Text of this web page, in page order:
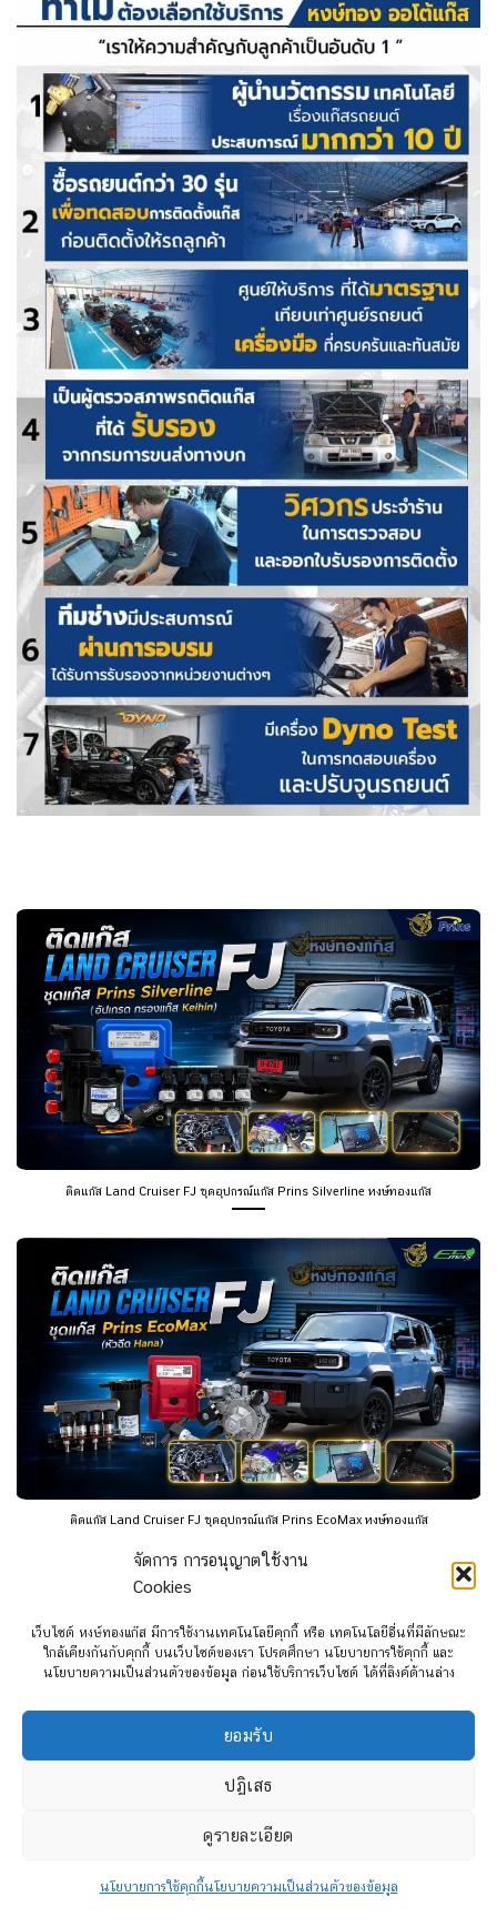
จัดการ การอนุญาตใช้งาน
Cookies
เว็บไซต์ หงษ์ทองแก๊ส มีการใช้งานเทคโนโลยีคุกกี้ หรือ เทคโนโลยีอื่นที่มีลักษณะ
ใกล้เคียงกันกับคุกกี้ บนเว็บไซต์ของเรา โปรดศึกษา นโยบายการใช้คุกกี้ และ
นโยบายความเป็นส่วนตัวของข้อมูล ก่อนใช้บริการเว็บไซต์ ได้ที่ลิงค์ด้านล่าง
ยอมรับ
ปฏิเสธ
ดูรายละเอียด
นโยบายการใช้คุกกี้นโยบายความเป็นส่วนตัวของข้อมูล
ติดแก๊ส Land Cruiser FJ ชุดอุปกรณ์แก๊ส Prins Silverline หงษ์ทองแก๊ส
ติดแก๊ส Land Cruiser FJ ชุดอุปกรณ์แก๊ส Prins EcoMax หงษ์ทองแก๊ส
ติดแก๊ส Prins ท่อแก๊ส XD-4 คืออะไร? ดีกว่าแป๊ปทองแดงอย่างไร หงษ์ทองแก๊ส